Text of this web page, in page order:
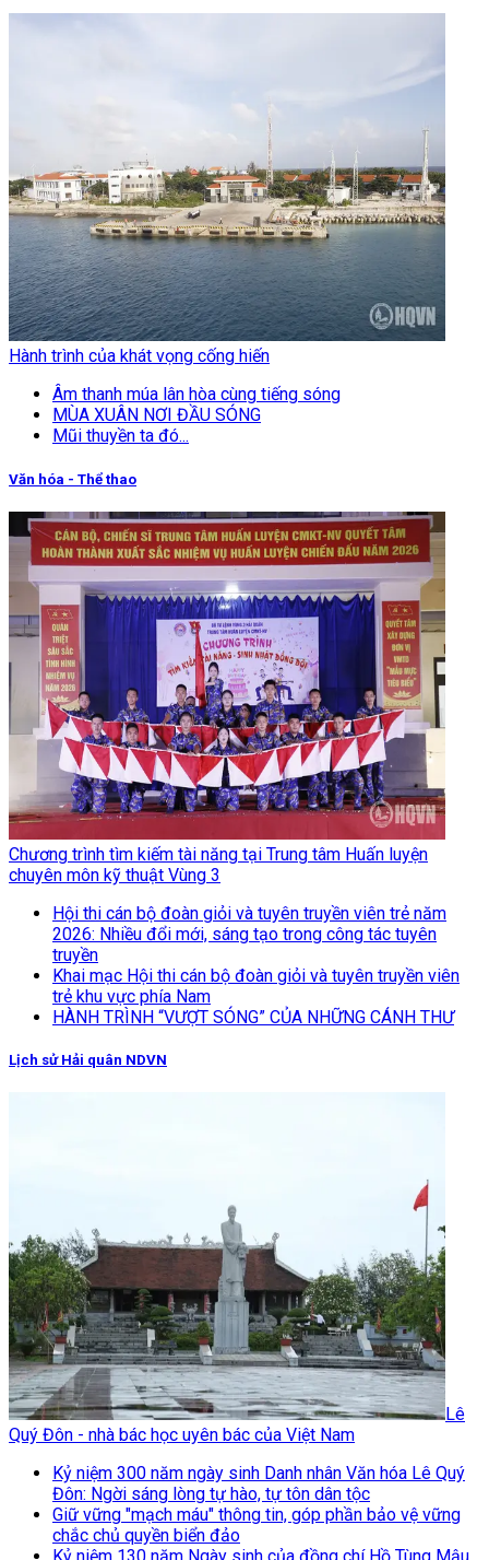
Hành trình của khát vọng cống hiến
Âm thanh múa lân hòa cùng tiếng sóng
MÙA XUÂN NƠI ĐẦU SÓNG
Mũi thuyền ta đó...
Văn hóa - Thể thao
Chương trình tìm kiếm tài năng tại Trung tâm Huấn luyện
chuyên môn kỹ thuật Vùng 3
Hội thi cán bộ đoàn giỏi và tuyên truyền viên trẻ năm
2026: Nhiều đổi mới, sáng tạo trong công tác tuyên
truyền
Khai mạc Hội thi cán bộ đoàn giỏi và tuyên truyền viên
trẻ khu vực phía Nam
HÀNH TRÌNH “VƯỢT SÓNG” CỦA NHỮNG CÁNH THƯ
Lịch sử Hải quân NDVN
Lê
Quý Đôn - nhà bác học uyên bác của Việt Nam
Kỷ niệm 300 năm ngày sinh Danh nhân Văn hóa Lê Quý
Đôn: Ngời sáng lòng tự hào, tự tôn dân tộc
Giữ vững "mạch máu" thông tin, góp phần bảo vệ vững
chắc chủ quyền biển đảo